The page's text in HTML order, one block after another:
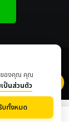
ของคุณ คุณ
ป็นส่วนตัว
บทั้งหมด